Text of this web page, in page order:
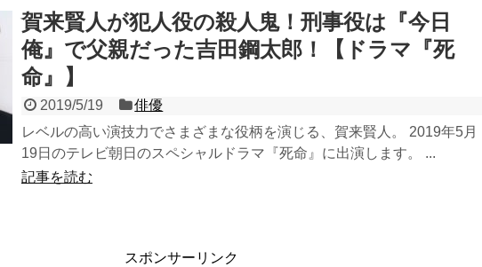
賀来賢人が犯人役の殺人鬼！刑事役は『今日
俺』で父親だった吉田鋼太郎！【ドラマ『死
命』】
2019/5/19
俳優
レベルの高い演技力でさまざまな役柄を演じる、賀来賢人。 2019年5月
19日のテレビ朝日のスペシャルドラマ『死命』に出演します。 ...
記事を読む
スポンサーリンク